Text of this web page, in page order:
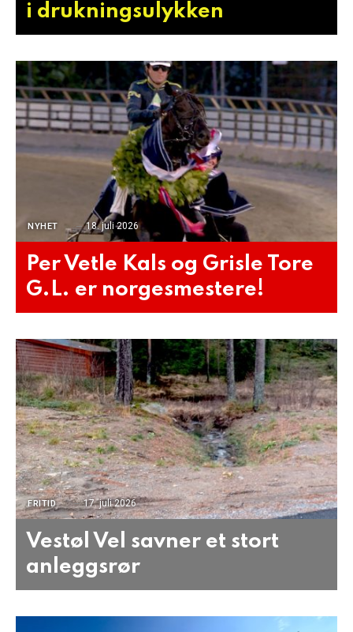
i drukningsulykken
NYHET 18. juli 2026
Per Vetle Kals og Grisle Tore
G.L. er norgesmestere!
FRITID 17. juli 2026
Vestøl Vel savner et stort
anleggsrør